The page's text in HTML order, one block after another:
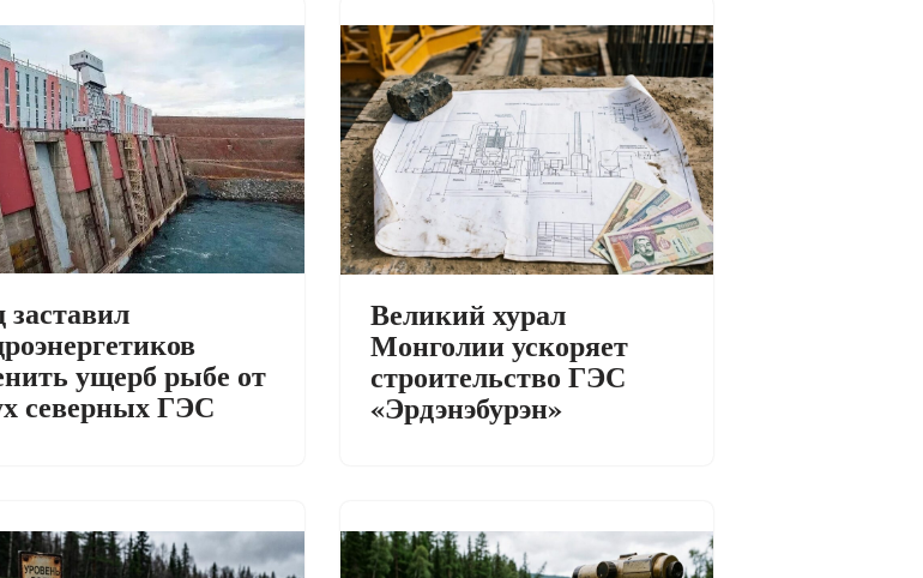
заставил
ущерб рыбе от
северных ГЭС
Великий хурал
Монголии ускоряет
строительство ГЭС
«Эрдэнэбурэн»